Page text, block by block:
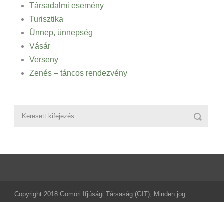
Társadalmi esemény
Turisztika
Ünnep, ünnepség
Vásár
Verseny
Zenés – táncos rendezvény
Copyright 2018 Gömöri Ifjúsági Társaság (GIT), Minden jog